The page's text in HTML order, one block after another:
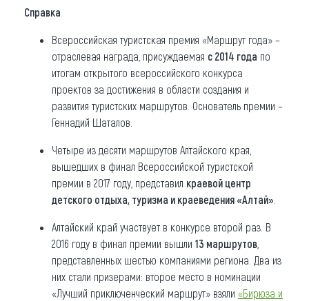
Справка
Всероссийская туристская премия «Маршрут года» –
отраслевая награда, присуждаемая с 2014 года по
итогам открытого всероссийского конкурса
проектов за достижения в области создания и
развития туристских маршрутов. Основатель премии –
Геннадий Шаталов.
Четыре из десяти маршрутов Алтайского края,
вышедших в финал Всероссийской туристской
премии в 2017 году, представил краевой центр
детского отдыха, туризма и краеведения «Алтай»
Алтайский край участвует в конкурсе второй раз. В
2016 году в финал премии вышли 13 маршрутов
представленных шестью компаниями региона. Два из
них стали призерами: второе место в номинации
«Лучший приключенческий маршрут» взяли «Бирюза и